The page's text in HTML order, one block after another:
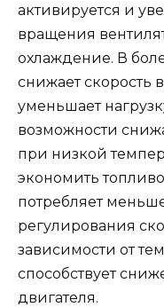
активируется и
вращения
охлаждение. В
снижает скорость
уменьшает
возможности
при низкой
экономить
потребляет
регулирования
зависимости от
способствует
двигателя.